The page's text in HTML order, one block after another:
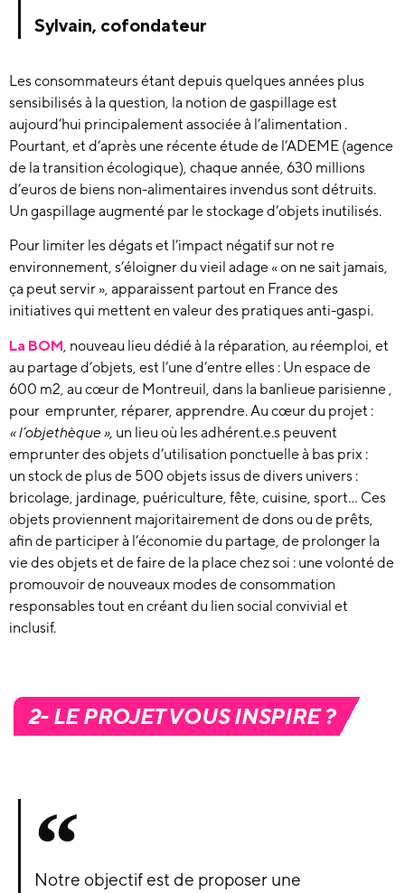
Sylvain, cofondateur
Les consommateurs étant depuis quelques années plus
sensibilisés à la question, la notion de gaspillage est
aujourd’hui principalement associée à l’alimentation .
Pourtant, et d‘après une récente étude de l’ADEME (agence
de la transition écologique), chaque année, 630 millions
d’euros de biens non-alimentaires invendus sont détruits.
Un gaspillage augmenté par le stockage d’objets inutilisés.
Pour limiter les dégats et l’impact négatif sur not re
environnement, s’éloignerdu vieil adage« on ne sait jamais,
ça peut servir », apparaissent partout en France des
initiatives qui mettent en valeur des pratiques anti-gaspi.
La BOM , nouveau lieu dédié à la réparation, au réemploi, et
au partage d’objets, est l’une d’entre elles : Un espace de
600 m2, au cœur de Montreuil, dans la banlieue parisienne ,
pour emprunter, réparer, apprendre.Au cœur du projet :
« l’objethèque », un lieu où les adhérent.e.s peuvent
emprunter des objets d’utilisation ponctuelle à bas prix :
un stock de plus de 500 objets issus de divers univers :
bricolage, jardinage, puériculture, fête, cuisine, sport… Ces
objets proviennent majoritairement de dons ou de prêts,
afin de participer à l’économie du partage, de prolonger la
vie des objets et de faire de la place chez soi : une volonté de
promouvoir de nouveaux modes de consommation
responsables tout en créant du lien social convivial et
inclusif.
2- LE PROJET VOUS INSPIRE ?
Notre objectif est de proposer une